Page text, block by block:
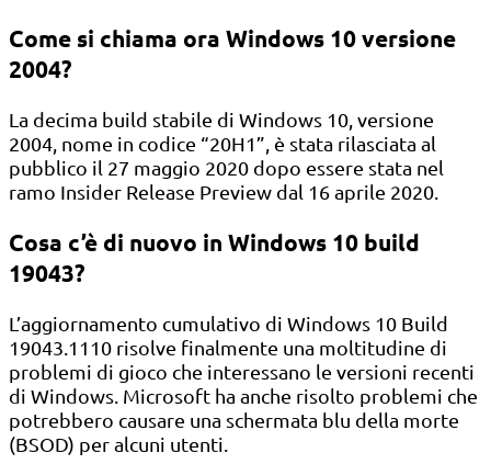
Come si chiama ora Windows 10 versione
2004?
La decima build stabile di Windows 10, versione
2004, nome in codice “20H1”, è stata rilasciata al
pubblico il 27 maggio 2020 dopo essere stata nel
ramo Insider Release Preview dal 16 aprile 2020.
Cosa c’è di nuovo in Windows 10 build
19043?
L’aggiornamento cumulativo di Windows 10 Build
19043.1110 risolve finalmente una moltitudine di
problemi di gioco che interessano le versioni recenti
di Windows. Microsoft ha anche risolto problemi che
potrebbero causare una schermata blu della morte
(BSOD) per alcuni utenti.